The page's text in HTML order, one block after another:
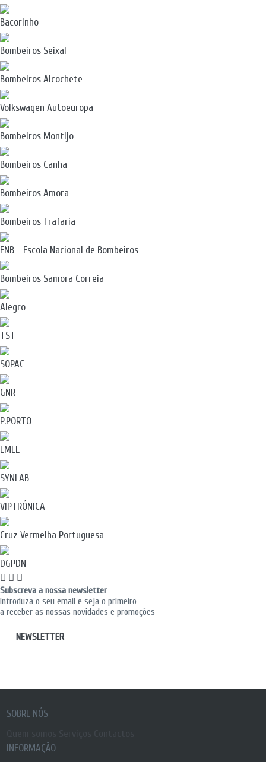
Bacorinho
Bombeiros Seixal
Bombeiros Alcochete
Volkswagen Autoeuropa
Bombeiros Montijo
Bombeiros Canha
Bombeiros Amora
Bombeiros Trafaria
ENB - Escola Nacional de Bombeiros
Bombeiros Samora Correia
Alegro
TST
SOPAC
GNR
P.PORTO
EMEL
SYNLAB
VIPTRÓNICA
Cruz Vermelha Portuguesa
DGPDN
Subscreva a nossa newsletter
Introduza o seu email e seja o primeiro
a receber as nossas novidades e promoções
NEWSLETTER
SOBRE NÓS
INFORMAÇÃO